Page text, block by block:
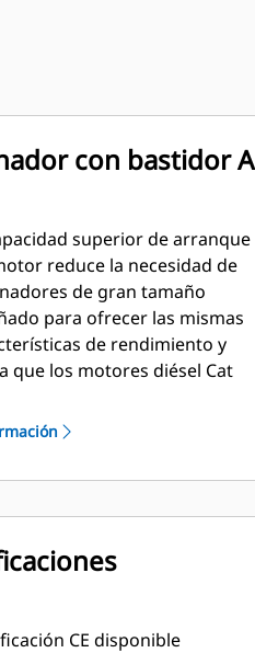
con bastidor A
superior de arranque
reduce la necesidad de
de gran tamaño
para ofrecer las mismas
de rendimiento y
que los motores diésel Cat
CE disponible